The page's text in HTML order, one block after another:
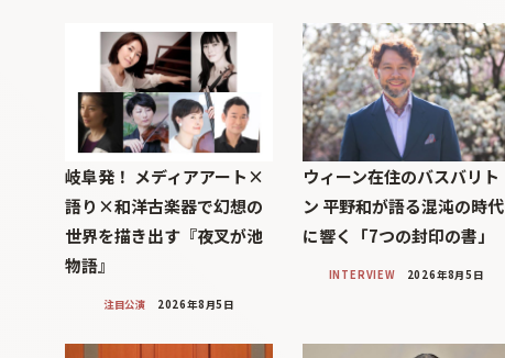
岐阜発！ メディアアート×
語り×和洋古楽器で幻想の
世界を描き出す『夜叉が池
物語』
注目公演 2026年8月5日
ウィーン在住のバスバリト
ン 平野和が語る混沌の時代
に響く「7つの封印の書」
INTERVIEW 2026年8月5日